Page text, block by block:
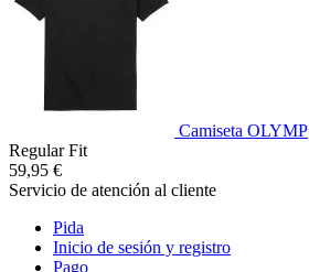
Camiseta OLYMP
Regular Fit
59,95 €
Servicio de atención al cliente
Pida
Inicio de sesión y registro
Pago